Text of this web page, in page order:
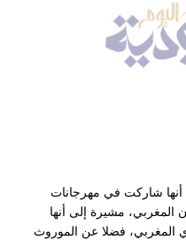
أنها شاركت في مهرجانات
مشيرة إلى أنها
المغربي، فضلا عن الموروث